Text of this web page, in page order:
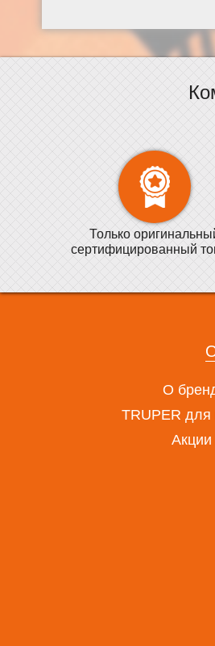
Только
сертифицированный
О
TRUPER для
Акции